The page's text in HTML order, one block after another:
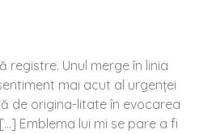
registre. Unul merge în linia
mai acut al urgenţei
de origina-litate în evocarea
Emblema lui mi se pare a fi